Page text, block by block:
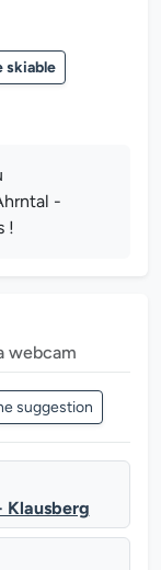
skiable
-
!
webcam
suggestion
Klausberg